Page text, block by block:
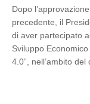
Dopo
precedente, il
di aver partecipato
Sviluppo
4.0”, nell’ambito del